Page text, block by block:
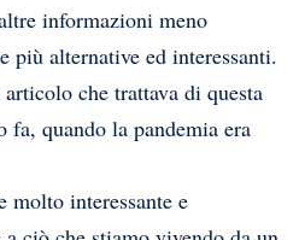
informazioni meno
più alternative ed interessanti.
che trattava di questa
fa, quando la pandemia era
molto interessante e